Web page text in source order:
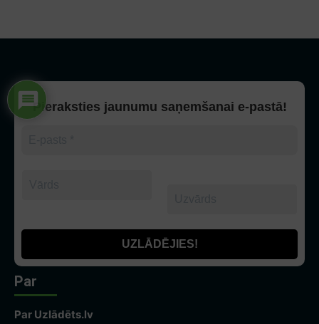
Pieraksties jaunumu saņemšanai e-pastā!
Par
Par Uzlādēts.lv